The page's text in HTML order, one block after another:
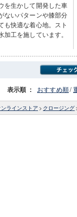
を生かして開発した車
ないパターンや膝部分
も快適な着心地。スト
工を施しています。
表示順 ： おすすめ順/
ンラインストア > クロージング